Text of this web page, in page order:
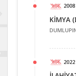
KİMYA